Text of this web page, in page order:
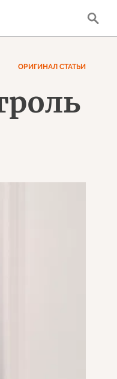
ОРИГИНАЛ СТАТЬИ